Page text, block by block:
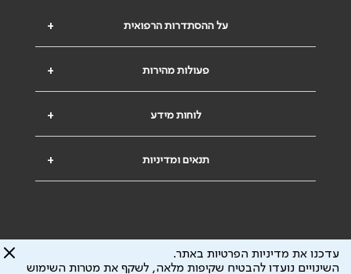
+ על ההסתדרות הרפואית
+ פעולות מהירות
+ לוחות מידע
+ תנאים ומדיניות
עדכנו את מדיניות הפרטיות באתר.
השינויים נועדו להבטיח שקיפות מלאה, לשקף את מטרות השימוש